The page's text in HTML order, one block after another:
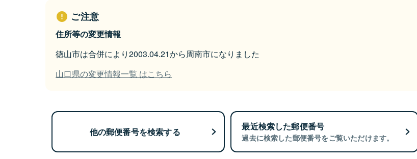
ご注意
住所等の変更情報
徳山市は合併により2003.04.21から周南市になりました
山口県の変更情報一覧 はこちら
他の郵便番号を検索する 最近検索した郵便番号
過去に検索した郵便番号をご覧いただけます。